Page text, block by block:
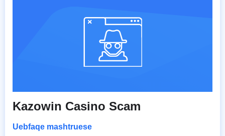
Kazowin Casino Scam
Uebfaqe mashtruese